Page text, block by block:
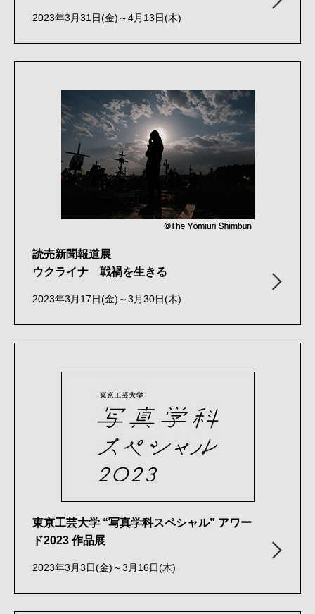
2023年3月31日(金)～4月13日(木)
読売新聞報道展
ウクライナ 戦禍を生きる
2023年3月17日(金)～3月30日(木)
東京工芸大学 “写真学科スペシャル” アワー
ド2023 作品展
2023年3月3日(金)～3月16日(木)